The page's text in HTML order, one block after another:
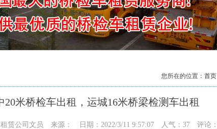
您所在的位置： 首页
20米桥检车出租，运城16米桥梁检测车出租
赁公司文员 来源： 日期：2022/3/11 9:57:07 人气： 37评论：